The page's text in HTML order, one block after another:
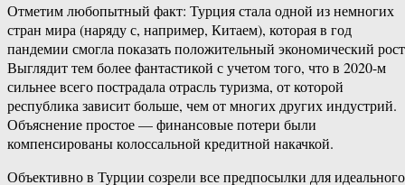
Отметим любопытный факт: Турция стала одной из немногих
стран мира (наряду с, например, Китаем), которая в год
пандемии смогла показать положительный экономический
Выглядит тем более фантастикой с учетом того, что в 2020-м
сильнее всего пострадала отрасль туризма, от которой
республика зависит больше, чем от многих других индустрий.
Объяснение простое — финансовые потери были
компенсированы колоссальной кредитной накачкой.
Объективно в Турции созрели все предпосылки для идеального